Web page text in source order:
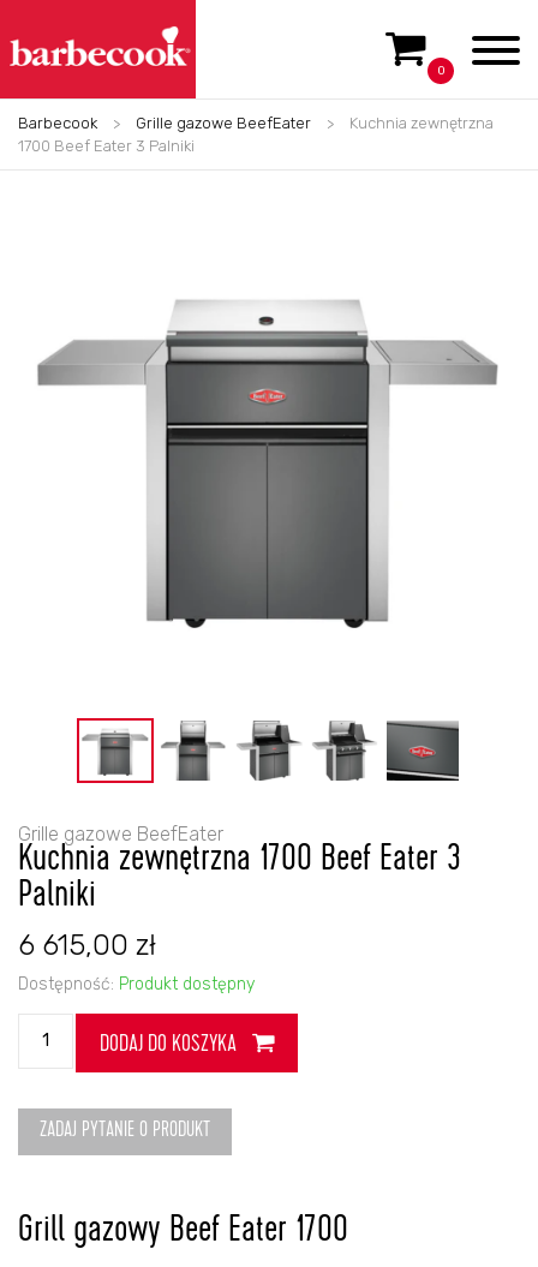
0
Barbecook > Grille gazowe BeefEater >
Kuchnia zewnętrzna
1700 Beef Eater 3 Palniki
Grille gazowe BeefEater
Kuchnia zewnętrzna 1700 Beef Eater 3
Palniki
6 615,00 zł
Dostępność: Produkt dostępny
Kuchnia
zewnętrzna
1700
Beef
Eater
Palniki
DODAJ DO KOSZYKA
ZADAJ PYTANIE O PRODUKT
Grill gazowy Beef Eater 1700